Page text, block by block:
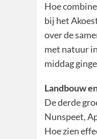
Hoe
bij het
over de
met natuur
middag
Landbouw
De derde
Nunspeet,
Hoe zien